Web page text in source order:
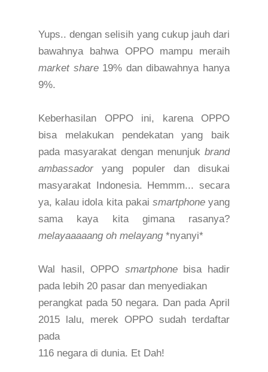
Yups.. dengan selisih yang cukup jauh dari
bawahnya bahwa OPPO mampu meraih
market share19% dan dibawahnya hanya
9%.
Keberhasilan OPPO ini, karena OPPO
bisa melakukan pendekatan yang baik
pada masyarakat dengan menunjuk brand
ambassador yang populer dan disukai
masyarakat Indonesia. Hemmm... secara
ya, kalau idola kita pakai smartphoneyang
sama kaya kita gimana rasanya?
melayaaaaang oh melayang*nyanyi*
Wal hasil, OPPO smartphone bisa hadir
pada lebih 20 pasar dan menyediakan
perangkat pada 50 negara. Dan pada April
2015 lalu, merek OPPO sudah terdaftar
pada
116 negara di dunia. Et Dah!